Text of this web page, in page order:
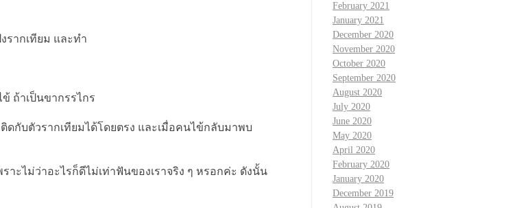
รากเทียม และทำ
ถ้าเป็นขากรรไกร
ดกับตัวรากเทียมได้โดยตรง และเมื่อคนไข้กลับมาพบ
ะไม่ว่าอะไรก็ดีไม่เท่าฟันของเราจริง ๆ หรอกค่ะ ดังนั้น
February 2021
January 2021
December 2020
November 2020
October 2020
September 2020
August 2020
July 2020
June 2020
May 2020
April 2020
February 2020
January 2020
December 2019